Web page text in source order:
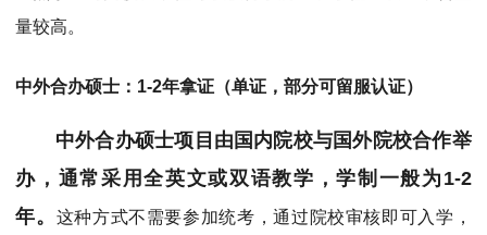
量较高。
中外合办硕士：1-2年拿证（单证，部分可留服认证）
中外合办硕士项目由国内院校与国外院校合作举
办，通常采用全英文或双语教学，学制一般为1-2
年。
这种方式不需要参加统考，通过院校审核即可入学，